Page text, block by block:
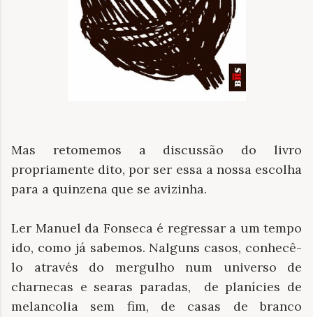
Mas retomemos a discussão do livro
propriamente dito, por ser essa a nossa escolha
para a quinzena que se avizinha.
Ler Manuel da Fonseca é regressar a um tempo
ido, como já sabemos. Nalguns casos, conhecê-
lo através do mergulho num universo de
charnecas e searas paradas, de planícies de
melancolia sem fim, de casas de branco